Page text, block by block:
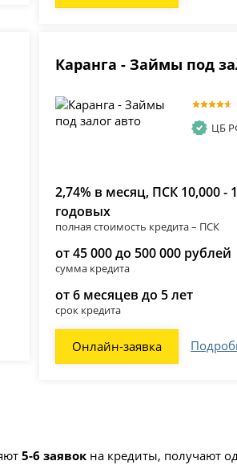
Каранга - Займы под
ЦБ
2,74% в месяц, ПСК 10,000 -
годовых
полная стоимость кредита – ПСК
от 45 000 до 500 000 рублей
сумма кредита
от 6 месяцев до 5 лет
срок кредита
Онлайн-заявка
5-6 заявок на кредиты, получают